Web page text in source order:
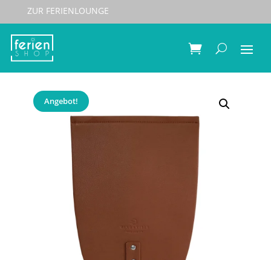
ZUR FERIENLOUNGE
Start/
Vibes Wechselklappe S Leder Cognac
Angebot!